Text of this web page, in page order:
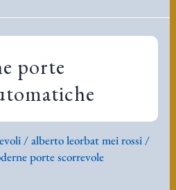
porte
/alberto leorbat mei rossi/
porte scorrevole